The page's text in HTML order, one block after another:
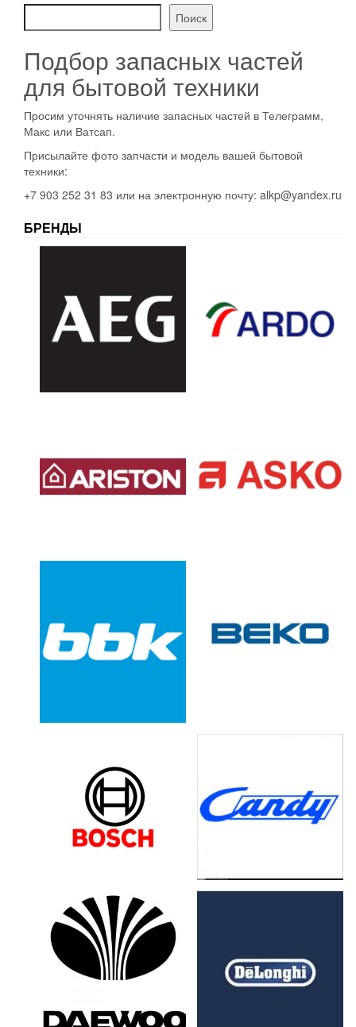
Поиск
Подбор запасных частей
для бытовой техники
Просим уточнять наличие запасных частей в Телеграмм,
Макс или Ватсап.
Присылайте фото запчасти и модель вашей бытовой
техники:
+7 903 252 31 83 или на электронную почту: alkp@yandex.ru
БРЕНДЫ